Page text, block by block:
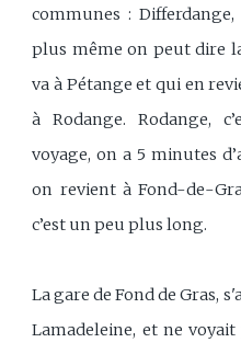
communes :
plus même on peut dire
va à Pétange et qui en
à Rodange. Rodange,
voyage, on a 5 minutes
on revient à Fond-de-
c’est un peu plus long.
La gare de Fond de Gras,
Lamadeleine, et ne